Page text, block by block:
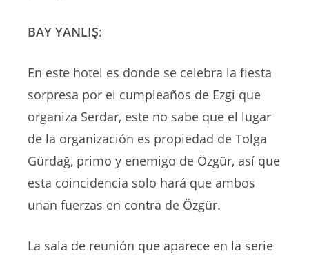
BAY YANLIŞ:
En este hotel es donde se celebra la fiesta
sorpresa por el cumpleaños de Ezgi que
organiza Serdar, este no sabe que el lugar
de la organización es propiedad de Tolga
Gürdağ, primo y enemigo de Özgür, así que
esta coincidencia solo hará que ambos
unan fuerzas en contra de Özgür.
La sala de reunión que aparece en la serie